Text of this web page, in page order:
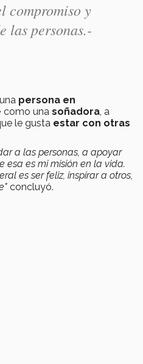
compromiso y
las personas.-
persona en
como una soñadora, a
le gusta estar con otras
a las personas, a apoyar
esa es mi misión en la vida.
es ser feliz, inspirar a otros,
concluyó.